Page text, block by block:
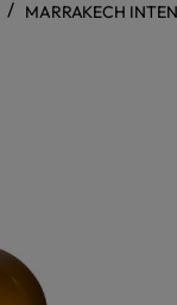
MARRAKECH